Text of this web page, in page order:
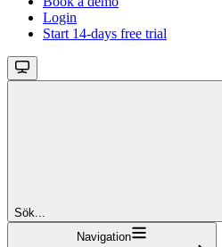
Login
Start 14-days free trial
Sök...
Navigation